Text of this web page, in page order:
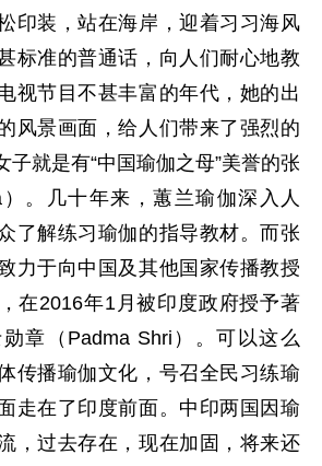
印装，站在海岸，迎着习习海风
标准的普通话，向人们耐心地教
视节目不甚丰富的年代，她的出
风景画面，给人们带来了强烈的
子就是有“中国瑜伽之母”美誉的张
。几十年来，蕙兰瑜伽深入人
了解练习瑜伽的指导教材。而张
力于向中国及其他国家传播教授
在2016年1月被印度政府授予著
章（Padma Shri）。可以这么
传播瑜伽文化，号召全民习练瑜
走在了印度前面。中印两国因瑜
，过去存在，现在加固，将来还